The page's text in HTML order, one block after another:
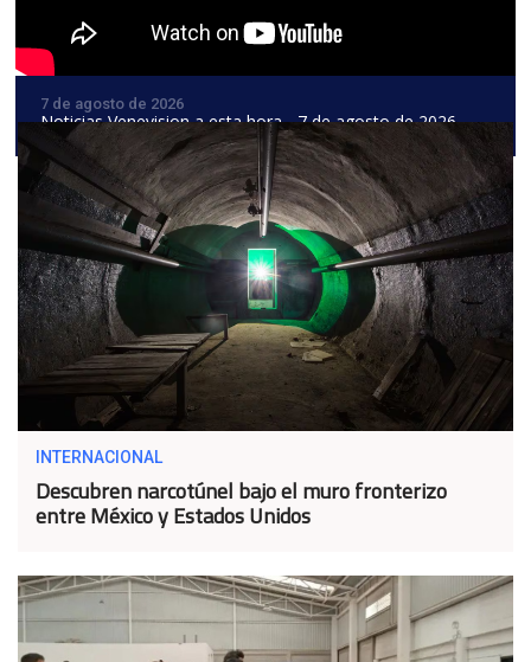
7 de agosto de 2026
Noticias Venevision a esta hora - 7 de agosto de 2026
INTERNACIONAL
Descubren narcotúnel bajo el muro fronterizo
entre México y Estados Unidos